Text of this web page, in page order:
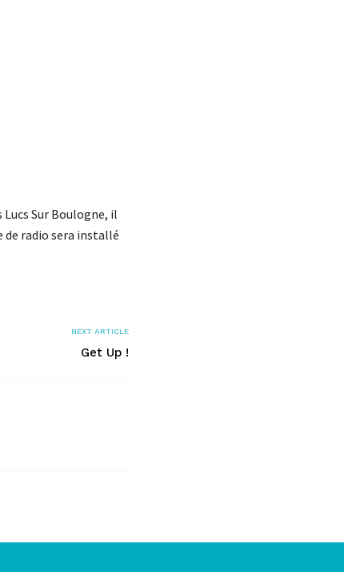
Lucs Sur Boulogne, il
radio sera installé
NEXT ARTICLE
Get Up !